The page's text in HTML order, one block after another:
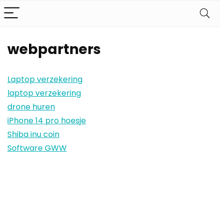
webpartners
Laptop verzekering
laptop verzekering
drone huren
iPhone 14 pro hoesje
Shiba inu coin
Software GWW